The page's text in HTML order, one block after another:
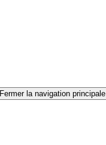
Fermer la navigation principale